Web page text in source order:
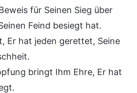
für Seinen Sieg über
Feind besiegt hat.
Er hat jeden gerettet, Seine
bringt Ihm Ehre, Er hat